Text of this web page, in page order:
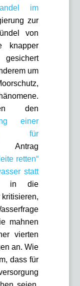
im
zur
von
knapper
um
den
einer
für
retten“
statt
in die
mahnen
vierten
an. Wie
dass für